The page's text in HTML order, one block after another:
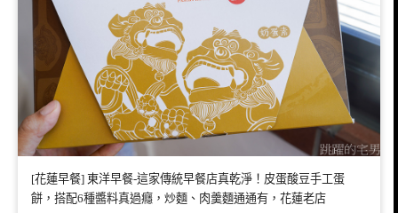
[花蓮早餐] 東洋早餐-這家傳統早餐店真乾淨！皮蛋酸豆手工蛋
餅，搭配6種醬料真過癮，炒麵、肉羹麵通通有，花蓮老店